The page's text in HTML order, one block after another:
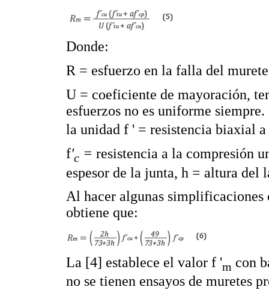
Donde:
R = esfuerzo en la falla del murete
U = coeficiente de mayoración,
esfuerzos no es uniforme
la unidad f ' = resistencia biaxial
f'c = resistencia a la compresión
espesor de la junta, h = altura del
Al hacer algunas
obtiene que:
La [4] establece el valor f 'm con
no se tienen ensayos de muretes